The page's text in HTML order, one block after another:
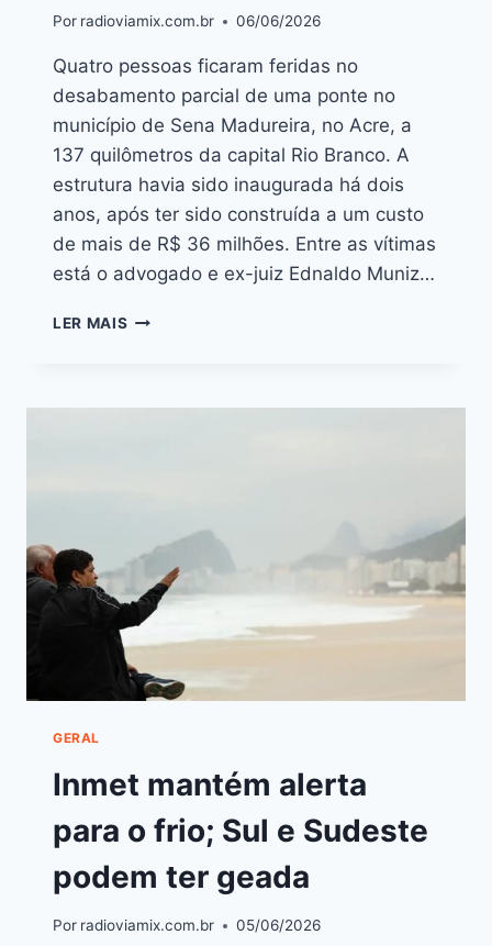
Por radioviamix.com.br 06/06/2026
Quatro pessoas ficaram feridas no
desabamento parcial de uma ponte no
município de Sena Madureira, no Acre, a
137 quilômetros da capital Rio Branco. A
estrutura havia sido inaugurada há dois
anos, após ter sido construída a um custo
de mais de R$ 36 milhões. Entre as vítimas
está o advogado e ex-juiz Ednaldo Muniz…
LER MAIS
GERAL
Inmet mantém alerta
para o frio; Sul e Sudeste
podem ter geada
Por radioviamix.com.br 05/06/2026